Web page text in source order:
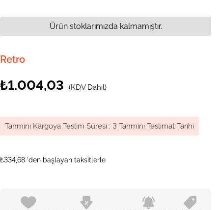
Retro
₺1.004,03 (KDV Dahil)
Tahmini Kargoya Teslim Süresi : 3 Tahmini Teslimat Tarihi
₺334,68 'den başlayan taksitlerle
Ürün stoklarımızda kalmamıştır.